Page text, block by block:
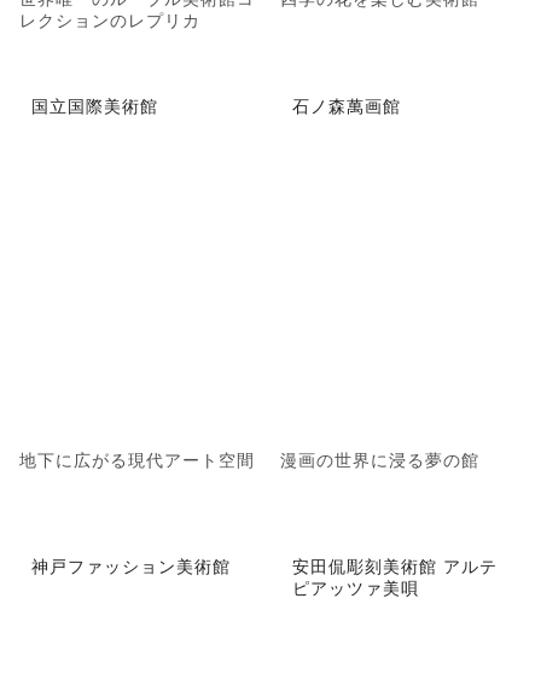
レクションのレプリカ
国立国際美術館
地下に広がる現代アート空間
石ノ森萬画館
漫画の世界に浸る夢の館
神戸ファッション美術館
安田侃彫刻美術館 アルテ
ピアッツァ美唄